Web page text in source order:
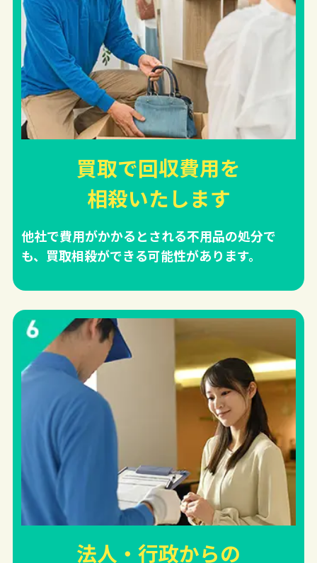
買取で回収費用を
相殺いたします
他社で費用がかかるとされる不用品の処分で
も、買取相殺ができる可能性があります。
法人・行政からの